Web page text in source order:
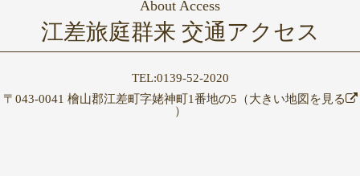
About Access
江差旅庭群来 交通アクセス
TEL:0139-52-2020
〒043-0041 檜山郡江差町字姥神町1番地の5（大きい地図を見る
）